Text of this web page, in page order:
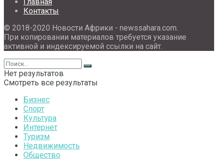
Контакты
© 2018-2020 Новости Африки - newssahara.com.
При копировании материалов требуется указание
активной и индексируемой ссылки на сайт.
Нет результатов
Смотреть все результаты
Бизнес
Спорт
Культура
Интернет
Туризм
Недвижимость
Общество